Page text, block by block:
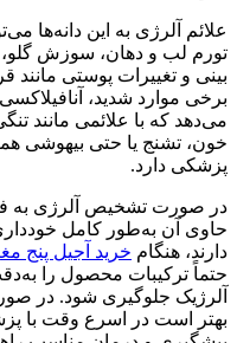
علائم آلرژی به این دانه‌ها
تورم لب و دهان، سوزش
بینی و تغییرات پوستی
برخی موارد شدید،
می‌دهد که با علائمی مانند
خون، تشنج یا حتی بیهوشی
پزشکی دارد.
در صورت تشخیص آلرژی به
حاوی آن به‌طور کامل
دارند، هنگام خرید آجیل پنج
حتماً ترکیبات محصول را
آلرژیک جلوگیری شود. در
بهتر است در اسرع وقت با